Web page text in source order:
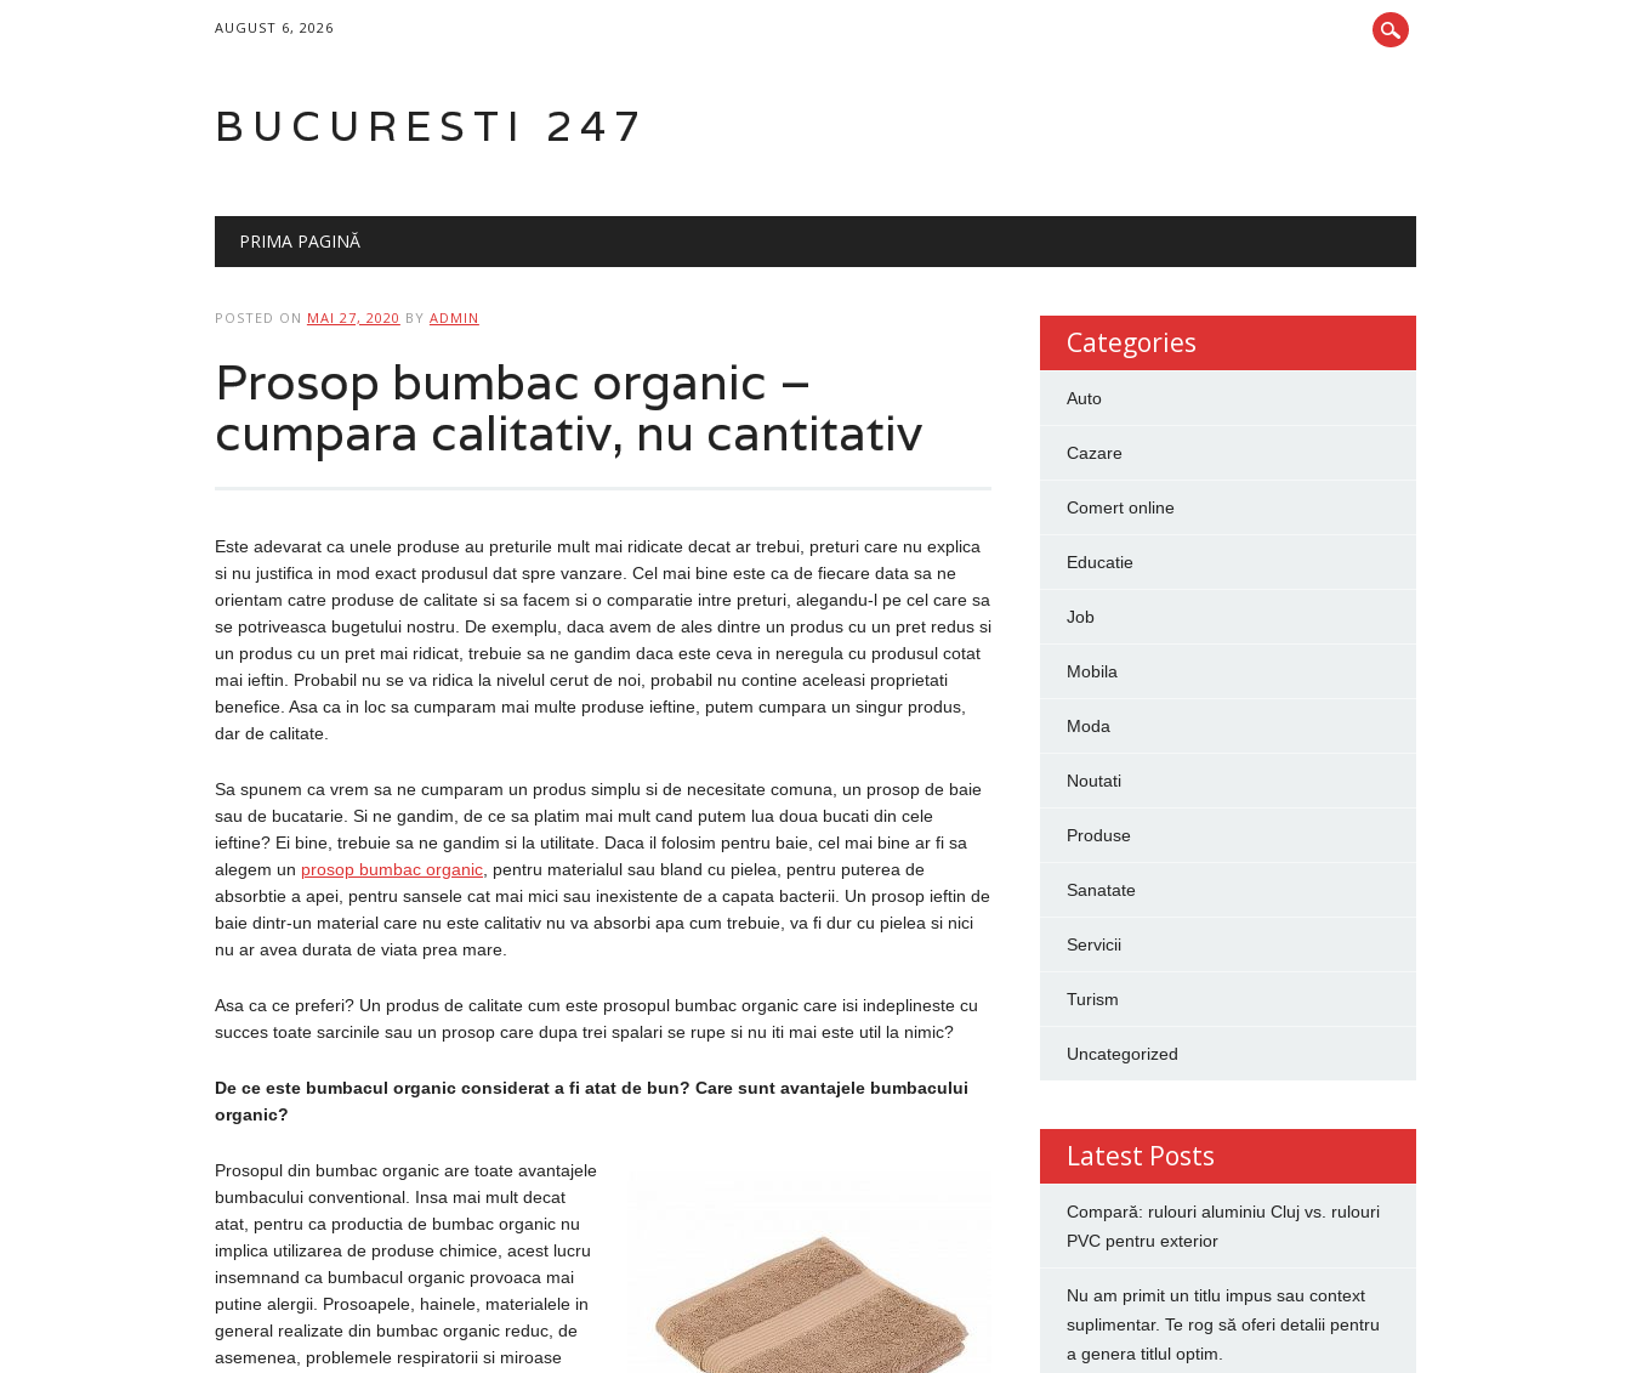
AUGUST 6, 2026
BUCURESTI 247
Main menu
PRIMA PAGINĂ
POSTED ON MAI 27, 2020 BY ADMIN
Prosop bumbac organic –
cumpara calitativ, nu cantitativ
Este adevarat ca unele produse au preturile mult mai ridicate decat ar trebui, preturi care nu explica
si nu justifica in mod exact produsul dat spre vanzare. Cel mai bine este ca de fiecare data sa ne
orientam catre produse de calitate si sa facem si o comparatie intre preturi, alegandu-l pe cel care sa
se potriveasca bugetului nostru. De exemplu, daca avem de ales dintre un produs cu un pret redus si
un produs cu un pret mai ridicat, trebuie sa ne gandim daca este ceva in neregula cu produsul cotat
mai ieftin. Probabil nu se va ridica la nivelul cerut de noi, probabil nu contine aceleasi proprietati
benefice. Asa ca in loc sa cumparam mai multe produse ieftine, putem cumpara un singur produs,
dar de calitate.
Sa spunem ca vrem sa ne cumparam un produs simplu si de necesitate comuna, un prosop de baie
sau de bucatarie. Si ne gandim, de ce sa platim mai mult cand putem lua doua bucati din cele
ieftine? Ei bine, trebuie sa ne gandim si la utilitate. Daca il folosim pentru baie, cel mai bine ar fi sa
alegem un prosop bumbac organic, pentru materialul sau bland cu pielea, pentru puterea de
absorbtie a apei, pentru sansele cat mai mici sau inexistente de a capata bacterii. Un prosop ieftin de
baie dintr-un material care nu este calitativ nu va absorbi apa cum trebuie, va fi dur cu pielea si nici
nu ar avea durata de viata prea mare.
Asa ca ce preferi? Un produs de calitate cum este prosopul bumbac organic care isi indeplineste cu
succes toate sarcinile sau un prosop care dupa trei spalari se rupe si nu iti mai este util la nimic?
De ce este bumbacul organic considerat a fi atat de bun? Care sunt avantajele bumbacului
organic?
Prosopul din bumbac organic are toate avantajele
bumbacului conventional. Insa mai mult decat
atat, pentru ca productia de bumbac organic nu
implica utilizarea de produse chimice, acest lucru
insemnand ca bumbacul organic provoaca mai
putine alergii. Prosoapele, hainele, materialele in
general realizate din bumbac organic reduc, de
asemenea, problemele respiratorii si miroase
Categories
Auto
Cazare
Comert online
Educatie
Job
Mobila
Moda
Noutati
Produse
Sanatate
Servicii
Turism
Uncategorized
Latest Posts
Compară: rulouri aluminiu Cluj vs. rulouri
PVC pentru exterior
Nu am primit un titlu impus sau context
suplimentar. Te rog să oferi detalii pentru
a genera titlul optim.